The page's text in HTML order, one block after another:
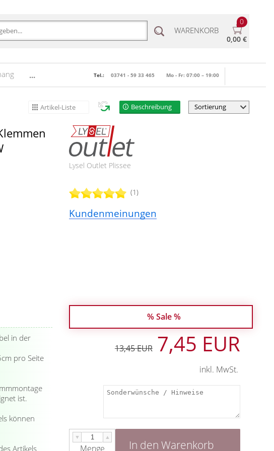
0
WARENKORB
0,00 €
... Tel.: 03741 - 59 33 465 Mo - Fr: 07:00 – 19:00
Artikel-Liste Beschreibung
in der
pro Seite
ist.
können
Artikels
Lysel Outlet Plissee
(1)
Kundenmeinungen
% Sale %
13,45 EUR 7,45 EUR
inkl. MwSt.
▼ ▲
Menge In den Warenkorb